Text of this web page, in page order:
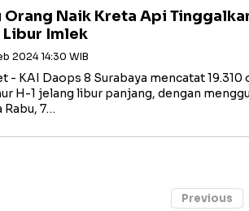
Orang Naik Kreta Api
Imlek
2024 14:30 WIB
- KAI Daops 8 Surabaya mencatat
H-1 jelang libur panjang, dengan
Rabu, 7…
Previous